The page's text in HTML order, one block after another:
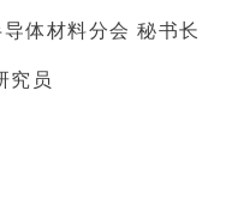
体材料分会 秘书长
究员